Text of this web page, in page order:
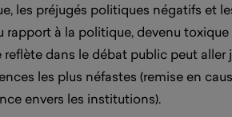
les préjugés politiques négatifs et
à la politique, devenu
dans le débat public peut aller
les plus néfastes (remise en
envers les institutions).